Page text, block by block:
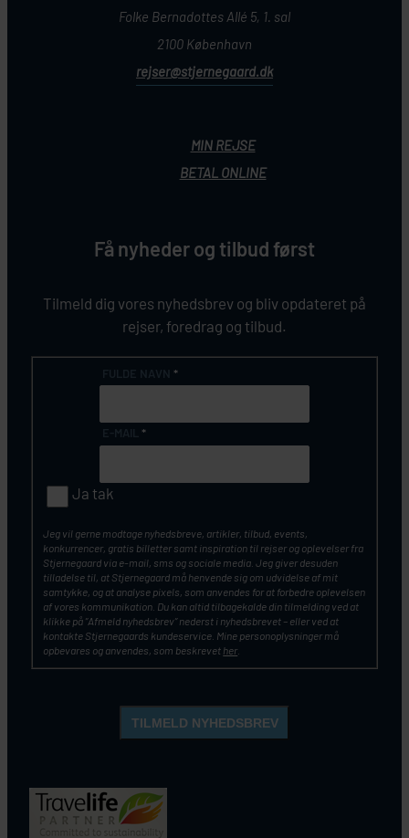
Folke Bernadottes Allé 5, 1. sal
2100 København
rejser@stjernegaard.dk
MIN REJSE
BETAL ONLINE
Få nyheder og tilbud først
Tilmeld dig vores nyhedsbrev og bliv opdateret på
rejser, foredrag og tilbud.
*
*
Ja tak
Jeg vil gerne modtage nyhedsbreve, artikler, tilbud, events,
konkurrencer, gratis billetter samt inspiration til rejser og oplevelser fra
Stjernegaard via e-mail, sms og sociale media. Jeg giver desuden
tilladelse til, at Stjernegaard må henvende sig om udvidelse af mit
samtykke, og at analyse pixels, som anvendes for at forbedre oplevelsen
af vores kommunikation. Du kan altid tilbagekalde din tilmelding ved at
klikke på ”Afmeld nyhedsbrev” nederst i nyhedsbrevet – eller ved at
kontakte Stjernegaards kundeservice. Mine personoplysninger må
opbevares og anvendes, som beskrevet her